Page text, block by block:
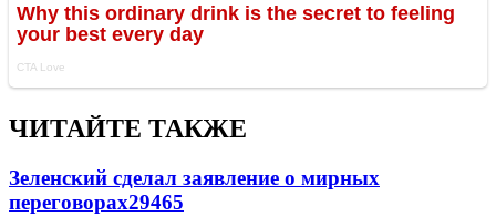
ЧИТАЙТЕ ТАКЖЕ
Зеленский сделал заявление о мирных
переговорах29465